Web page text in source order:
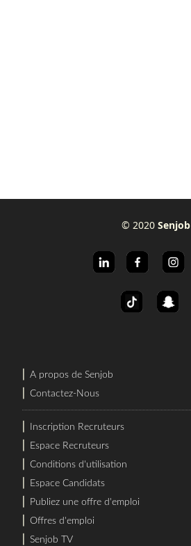
© 2020 Senjob
⎜A propos de Senjob
⎜Contactez-Nous
Inscription Recruteurs
Espace Recruteurs
⎜Conditions d'utilisation
Espace Candidats
Publiez une offre d'emploi
⎜Offres d'emploi
⎜Senjob TV